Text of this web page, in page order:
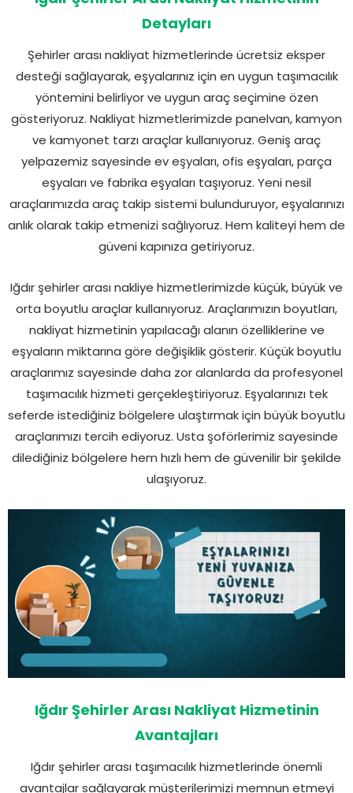
Detayları
Şehirler arası nakliyat hizmetlerinde ücretsiz eksper
desteği sağlayarak, eşyalarınız için en uygun taşımacılık
yöntemini belirliyor ve uygun araç seçimine özen
gösteriyoruz. Nakliyat hizmetlerimizde panelvan, kamyon
ve kamyonet tarzı araçlar kullanıyoruz. Geniş araç
yelpazemiz sayesinde ev eşyaları, ofis eşyaları, parça
eşyaları ve fabrika eşyaları taşıyoruz. Yeni nesil
araçlarımızda araç takip sistemi bulunduruyor, eşyalarınızı
anlık olarak takip etmenizi sağlıyoruz. Hem kaliteyi hem de
güveni kapınıza getiriyoruz.
Iğdır şehirler arası nakliye hizmetlerimizde küçük, büyük ve
orta boyutlu araçlar kullanıyoruz. Araçlarımızın boyutları,
nakliyat hizmetinin yapılacağı alanın özelliklerine ve
eşyaların miktarına göre değişiklik gösterir. Küçük boyutlu
araçlarımız sayesinde daha zor alanlarda da profesyonel
taşımacılık hizmeti gerçekleştiriyoruz. Eşyalarınızı tek
seferde istediğiniz bölgelere ulaştırmak için büyük boyutlu
araçlarımızı tercih ediyoruz. Usta şoförlerimiz sayesinde
dilediğiniz bölgelere hem hızlı hem de güvenilir bir şekilde
ulaşıyoruz.
Iğdır Şehirler Arası Nakliyat Hizmetinin
Avantajları
Iğdır şehirler arası taşımacılık hizmetlerinde önemli
avantajlar sağlayarak müşterilerimizi memnun etmeyi